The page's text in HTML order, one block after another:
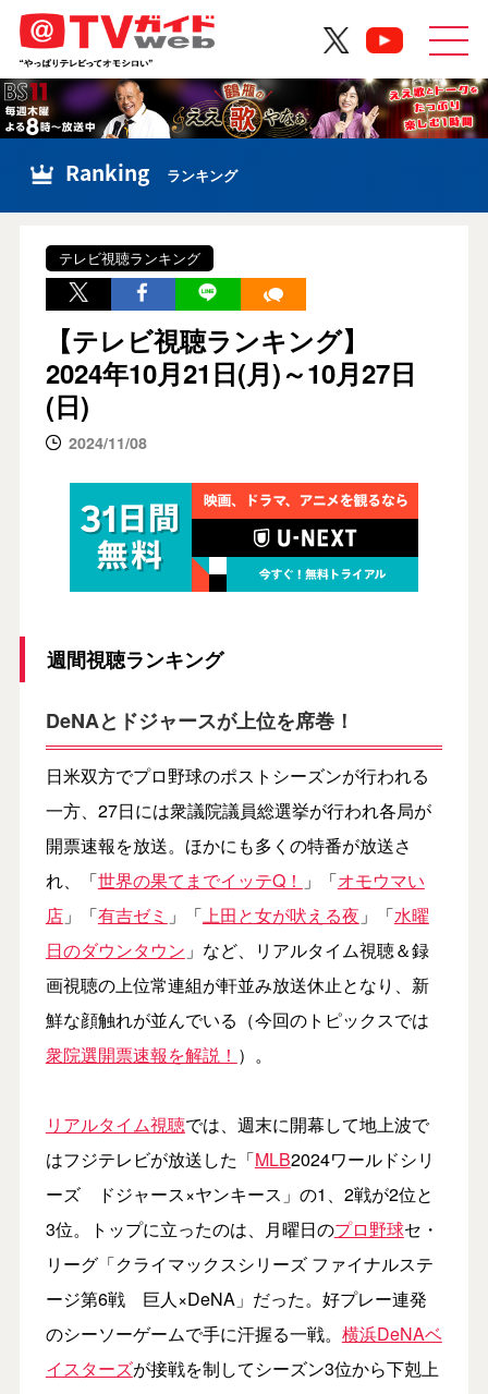
Ranking ランキング
テレビ視聴ランキング
【テレビ視聴ランキング】
2024年10月21日(月)～10月27日
(日)
2024/11/08
週間視聴ランキング
DeNAとドジャースが上位を席巻！
日米双方でプロ野球のポストシーズンが行われる
一方、27日には衆議院議員総選挙が行われ各局が
開票速報を放送。ほかにも多くの特番が放送さ
れ、「世界の果てまでイッテQ！ 」「オモウマい
店」「有吉ゼミ 」「上田と女が吠える夜 」「水曜
日のダウンタウン 」など、リアルタイム視聴＆録
画視聴の上位常連組が軒並み放送休止となり、新
鮮な顔触れが並んでいる（今回のトピックスでは
衆院選開票速報を解説！ ）。
リアルタイム視聴では、週末に開幕して地上波で
はフジテレビが放送した「MLB2024ワールドシリ
ーズ ドジャース×ヤンキース」の1、2戦が2位と
3位。トップに立ったのは、月曜日のプロ野球セ・
リーグ「クライマックスシリーズ ファイナルステ
ージ第6戦 巨人×DeNA」だった。好プレー連発
のシーソーゲームで手に汗握る一戦。 横浜DeNAベ
イスターズが接戦を制してシーズン3位から下剋上